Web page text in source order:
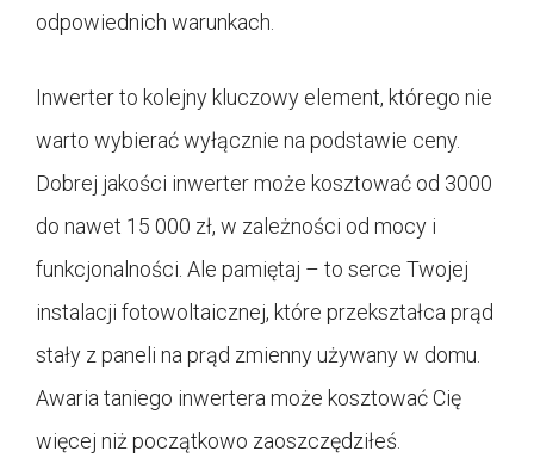
odpowiednich warunkach.
Inwerter to kolejny kluczowy element, którego nie
warto wybierać wyłącznie na podstawie ceny.
Dobrej jakości inwerter może kosztować od 3000
do nawet 15 000 zł, w zależności od mocy i
funkcjonalności. Ale pamiętaj – to serce Twojej
instalacji fotowoltaicznej, które przekształca prąd
stały z paneli na prąd zmienny używany w domu.
Awaria taniego inwertera może kosztować Cię
więcej niż początkowo zaoszczędziłeś.